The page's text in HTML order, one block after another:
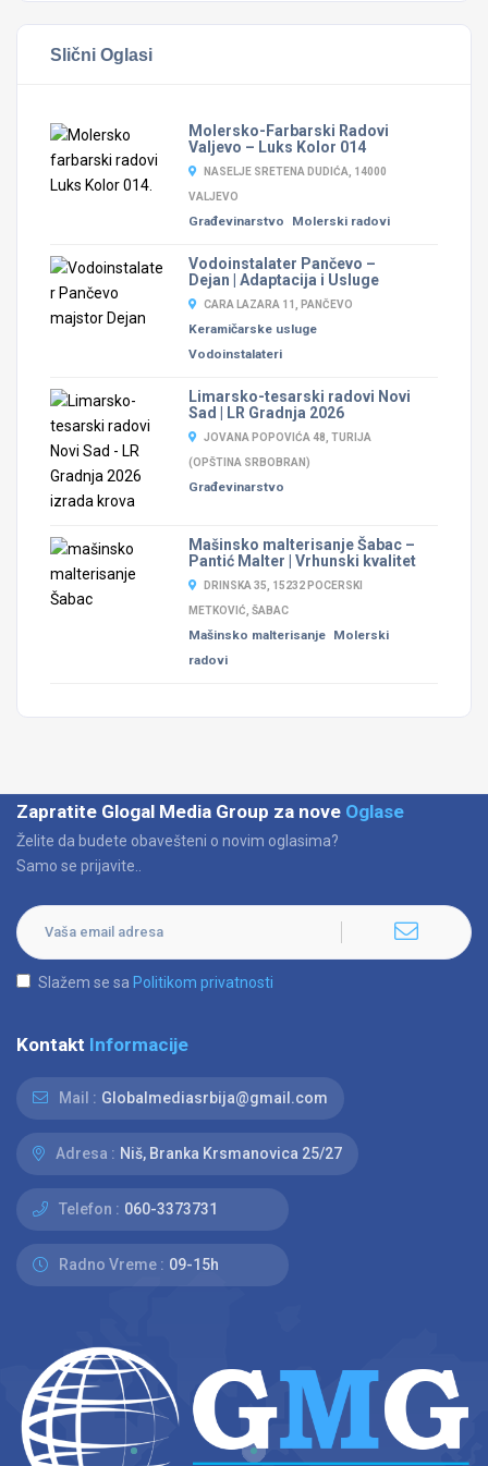
Slični Oglasi
Molersko-Farbarski Radovi
Valjevo – Luks Kolor 014
NASELJE SRETENA DUDIĆA, 14000
VALJEVO
Građevinarstvo Molerski radovi
Vodoinstalater Pančevo –
Dejan | Adaptacija i Usluge
CARA LAZARA 11, PANČEVO
Keramičarske usluge
Vodoinstalateri
Limarsko-tesarski radovi Novi
Sad | LR Gradnja 2026
JOVANA POPOVIĆA 48, TURIJA
(OPŠTINA SRBOBRAN)
Građevinarstvo
Mašinsko malterisanje Šabac –
Pantić Malter | Vrhunski kvalitet
DRINSKA 35, 15232 POCERSKI
METKOVIĆ, ŠABAC
Mašinsko malterisanje Molerski
radovi
Zapratite Glogal Media Group za nove Oglase
Želite da budete obavešteni o novim oglasima?
Samo se prijavite..
Slažem se sa Politikom privatnosti
Kontakt Informacije
Mail : Globalmediasrbija@gmail.com
Adresa : Niš, Branka Krsmanovica 25/27
Telefon : 060-3373731
Radno Vreme : 09-15h